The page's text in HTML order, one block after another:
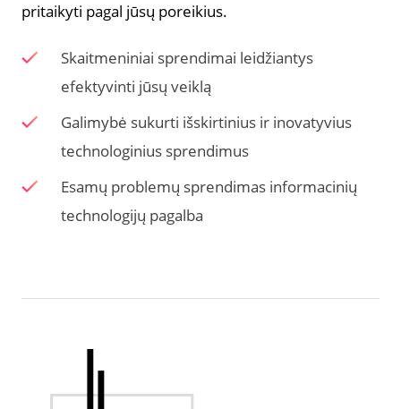
pritaikyti pagal jūsų poreikius.
Skaitmeniniai sprendimai leidžiantys
efektyvinti jūsų veiklą
Galimybė sukurti išskirtinius ir inovatyvius
technologinius sprendimus
Esamų problemų sprendimas informacinių
technologijų pagalba